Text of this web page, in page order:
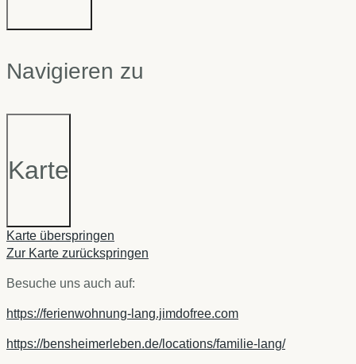
Navigieren zu
Karte
Karte überspringen
Zur Karte zurückspringen
Besuche uns auch auf:
https://ferienwohnung-lang.jimdofree.com
https://bensheimerleben.de/locations/familie-lang/